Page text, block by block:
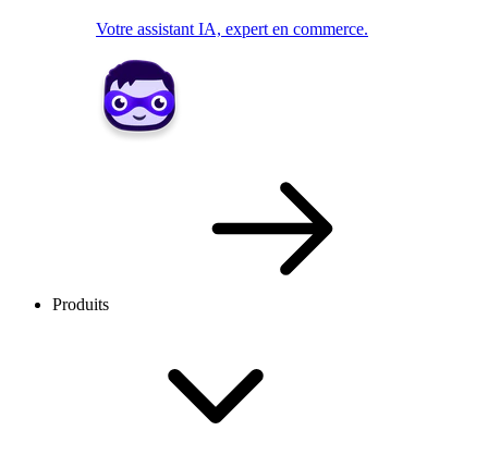
Votre assistant IA, expert en commerce.
Produits